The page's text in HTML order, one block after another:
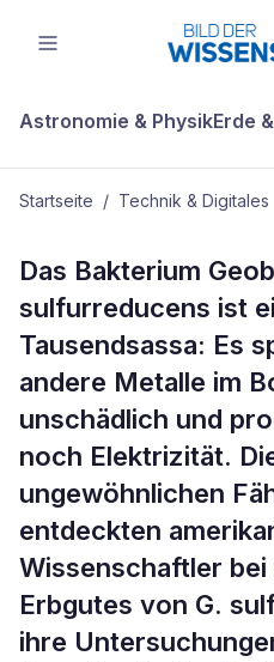
Astronomie & PhysikErde
Startseite / Technik & Digitales
Winziges
Das Bakterium
sulfurreducens ist
Tausendsassa: Es
andere Metalle im
unschädlich und
noch Elektrizität.
ungewöhnlichen
entdeckten
Wissenschaftler
Erbgutes von G.
ihre